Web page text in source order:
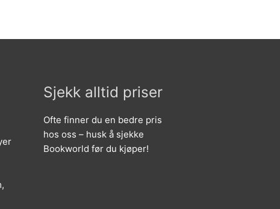
Sjekk alltid priser
Ofte finner du en bedre pris
hos oss – husk å sjekke
Bookworld før du kjøper!